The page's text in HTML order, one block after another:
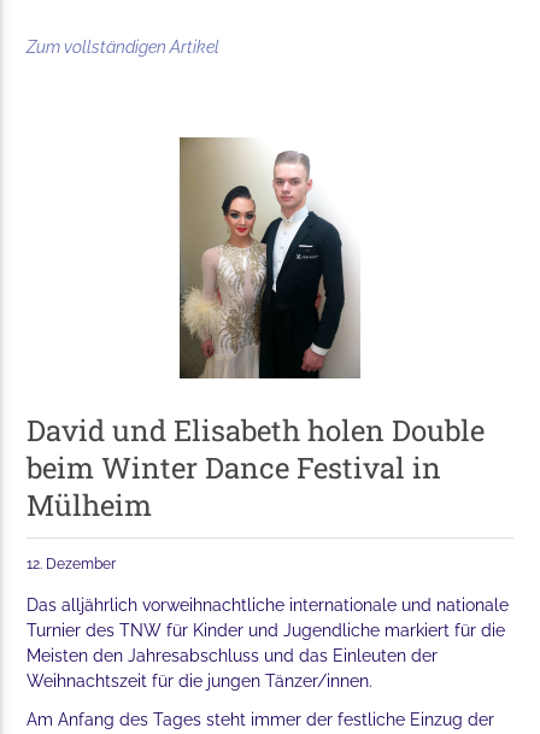
Zum vollständigen Artikel
David und Elisabeth holen Double
beim Winter Dance Festival in
Mülheim
12. Dezember
Das alljährlich vorweihnachtliche internationale und nationale
Turnier des TNW für Kinder und Jugendliche markiert für die
Meisten den Jahresabschluss und das Einleuten der
Weihnachtszeit für die jungen Tänzer/innen.
Am Anfang des Tages steht immer der festliche Einzug der